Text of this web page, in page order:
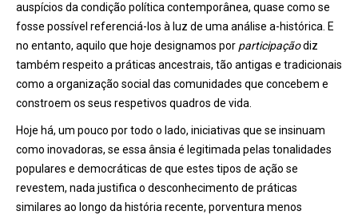
auspícios da condição política contemporânea, quase como se
fosse possível referenciá-los à luz de uma análise a-histórica. E
no entanto, aquilo que hoje designamos por participaçãodiz
também respeito a práticas ancestrais, tão antigas e tradicionais
como a organização social das comunidades que concebem e
constroem os seus respetivos quadros de vida.
Hoje há, um pouco por todo o lado, iniciativas que se insinuam
como inovadoras, se essa ânsia é legitimada pelas tonalidades
populares e democráticas de que estes tipos de ação se
revestem, nada justifica o desconhecimento de práticas
similares ao longo da história recente, porventura menos